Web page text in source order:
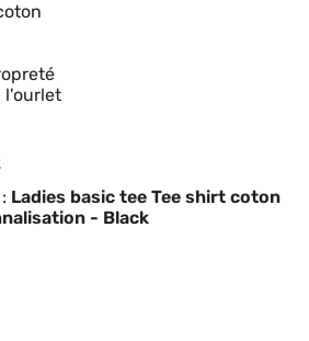
l'ourlet
Ladies basic tee Tee shirt coton
- Black